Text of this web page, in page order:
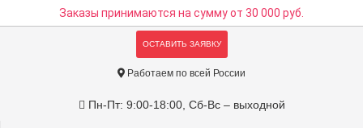
Заказы принимаются на суммуот 30 000 руб.
ОСТАВИТЬ ЗАЯВКУ
Работаем по всей России
Пн-Пт: 9:00-18:00, Сб-Вс – выходной